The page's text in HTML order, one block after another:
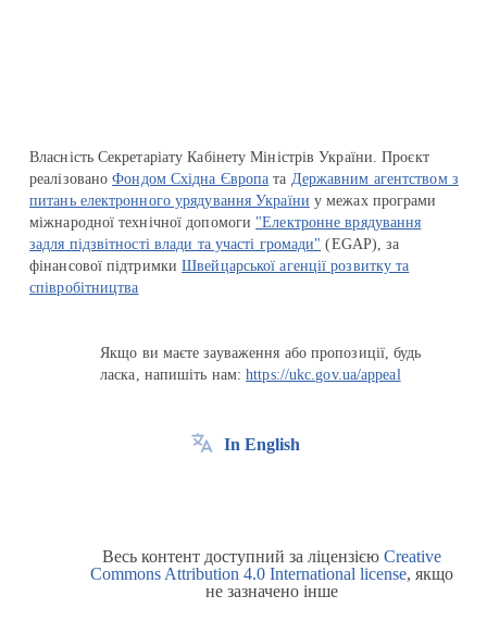
Власність Секретаріату Кабінету Міністрів України. Проєкт
реалізованоФондом Східна Європа та Державним агентством з
питань електронного урядування України у межах програми
міжнародної технічної допомоги "Електронне врядування
задля підзвітності влади та участі громади" (EGAP), за
фінансової підтримкиШвейцарської агенції розвитку та
співробітництва
Якщо ви маєте зауваження або пропозиції, будь
ласка, напишіть нам:https://ukc.gov.ua/appeal
In English
Весь контент доступний за ліцензією Creative
Commons Attribution 4.0 International license, якщо
не зазначено інше